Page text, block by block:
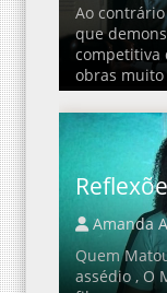
Ao
que
competitiva
obras muito
Amanda
Quem
assédio , O